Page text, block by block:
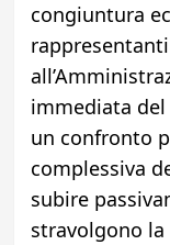
congiuntura
immediata del
un confronto
complessiva
subire
stravolgono